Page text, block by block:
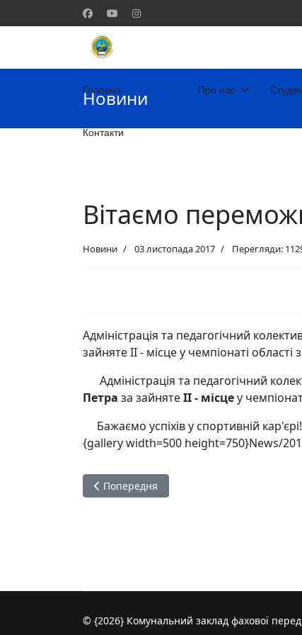
Головна Про нас
Контакти
Новини
Вітаємо
Новини 03 листопада 2017 Перегляди:
Адміністрація та педагогічний
зайнятеІІ - місце у чемпіонаті
Адміністрація та педагогічний
Петра за зайнятеІІ - місцеу
Бажаємо успіхів у спортивній кар'єрі!
{gallery width=500 height=750}News/
Попередня стаття: Виховна година-
Попередня
© {2026} Комунальний заклад фахової